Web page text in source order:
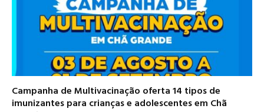
Campanha de Multivacinação oferta 14 tipos de
imunizantes para crianças e adolescentes em Chã